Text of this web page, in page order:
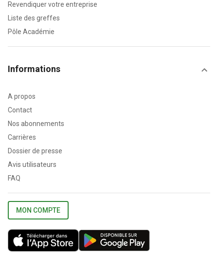
Revendiquer votre entreprise
Liste des greffes
Pôle Académie
Informations
A propos
Contact
Nos abonnements
Carrières
Dossier de presse
Avis utilisateurs
FAQ
MON COMPTE